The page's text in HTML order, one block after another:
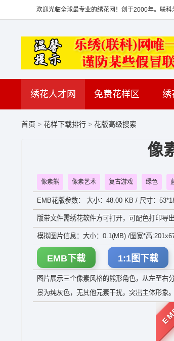
欢迎光临全球最专业的绣花网！创于2000年。联
绣花人才网 免费花样区 绣
首页 > 花样下载排行 > 花版高级搜索
像
像素熊 像素艺术 复古游戏 绿色
EMB花版参数： 大小：48.00 KB / 尺寸：
版带文件需绣花软件方可打开，可配色打印导
模拟图片信息：大小：0.1(MB) /图宽*高
EMB下载 1:1图下载
图片展示三个像素风格的熊形角色，从左至右
景为纯灰色，无其他元素干扰，突出主体形象